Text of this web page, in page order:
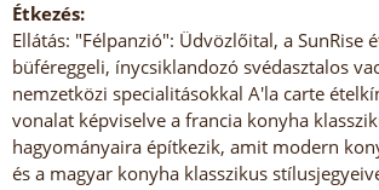
Étkezés:
Ellátás: "Félpanzió": Üdvözlőital, a SunRise
büféreggeli, ínycsiklandozó svédasztalos
nemzetközi specialitásokkal A'la carte
vonalat képviselve a francia konyha
hagyományaira építkezik, amit modern
és a magyar konyha klasszikus